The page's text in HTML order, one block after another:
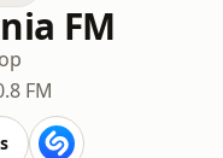
FM
FM